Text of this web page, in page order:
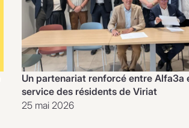
Un partenariat renforcé entre Alfa3a
service des résidents de Viriat
25 mai 2026